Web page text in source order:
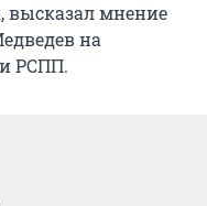
высказал мнение
на
РСПП.